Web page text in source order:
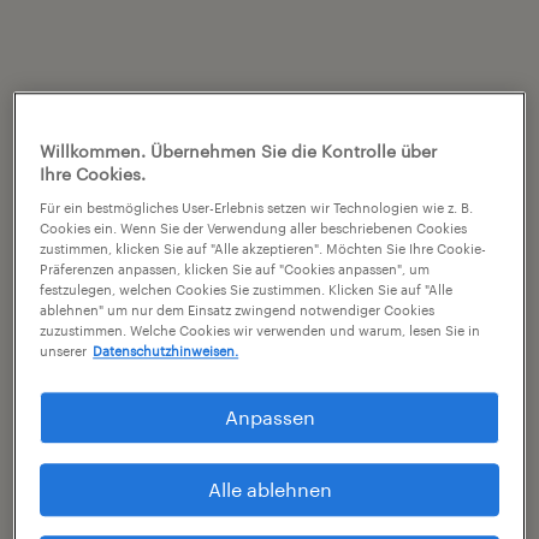
Willkommen. Übernehmen Sie die Kontrolle über
Ihre Cookies.
Für ein bestmögliches User-Erlebnis setzen wir Technologien wie z. B.
Cookies ein. Wenn Sie der Verwendung aller beschriebenen Cookies
zustimmen, klicken Sie auf "Alle akzeptieren". Möchten Sie Ihre Cookie-
Präferenzen anpassen, klicken Sie auf "Cookies anpassen", um
festzulegen, welchen Cookies Sie zustimmen. Klicken Sie auf "Alle
ablehnen" um nur dem Einsatz zwingend notwendiger Cookies
zuzustimmen. Welche Cookies wir verwenden und warum, lesen Sie in
unserer Datenschutzhinweisen.
Anpassen
Alle ablehnen